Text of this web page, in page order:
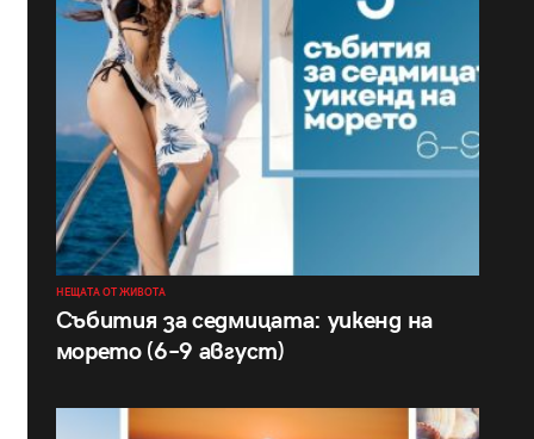
НЕЩАТА ОТ ЖИВОТА
Събития за седмицата: уикенд на
морето (6–9 август)